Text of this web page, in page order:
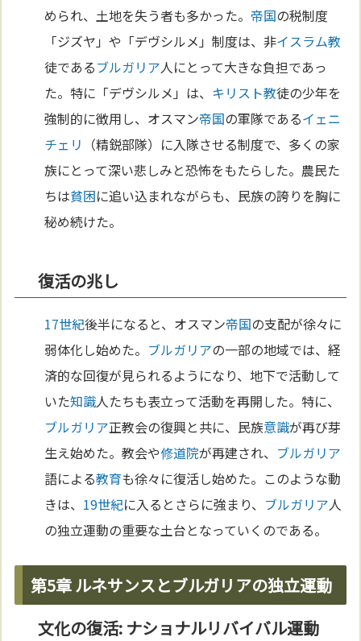
められ、土地を失う者も多かった。 帝国の税制度
「ジズヤ」や「デヴシルメ」制度は、非イスラム教
徒であるブルガリア人にとって大きな負担であっ
た。特に「デヴシルメ」は、 キリスト教徒の少年を
強制的に徴用し、オスマン帝国の軍隊であるイェニ
チェリ （精鋭部隊）に入隊させる制度で、多くの家
族にとって深い悲しみと恐怖をもたらした。農民た
ちは貧困に追い込まれながらも、民族の誇りを胸に
秘め続けた。
復活の兆し
17世紀後半になると、オスマン帝国の支配が徐々に
弱体化し始めた。 ブルガリアの一部の地域では、経
済的な回復が見られるようになり、地下で活動して
いた知識人たちも表立って活動を再開した。特に、
ブルガリア正教会の復興と共に、民族意識が再び芽
生え始めた。教会や修道院が再建され、 ブルガリア
語による教育も徐々に復活し始めた。このような動
きは、 19世紀に入るとさらに強まり、 ブルガリア人
の独立運動の重要な土台となっていくのである。
第5章 ルネサンスとブルガリアの独立運動
文化の復活: ナショナルリバイバル運動